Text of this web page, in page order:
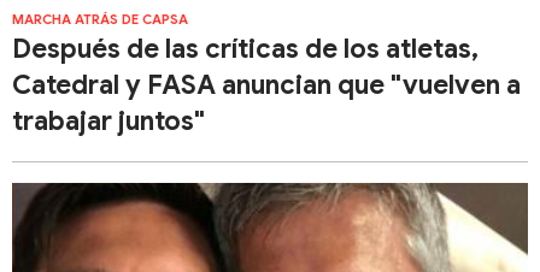
MARCHA ATRÁS DE CAPSA
Después de las críticas de los atletas,
Catedral y FASA anuncian que "vuelven a
trabajar juntos"